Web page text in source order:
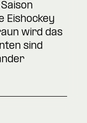
Eishockey
wird das
sind